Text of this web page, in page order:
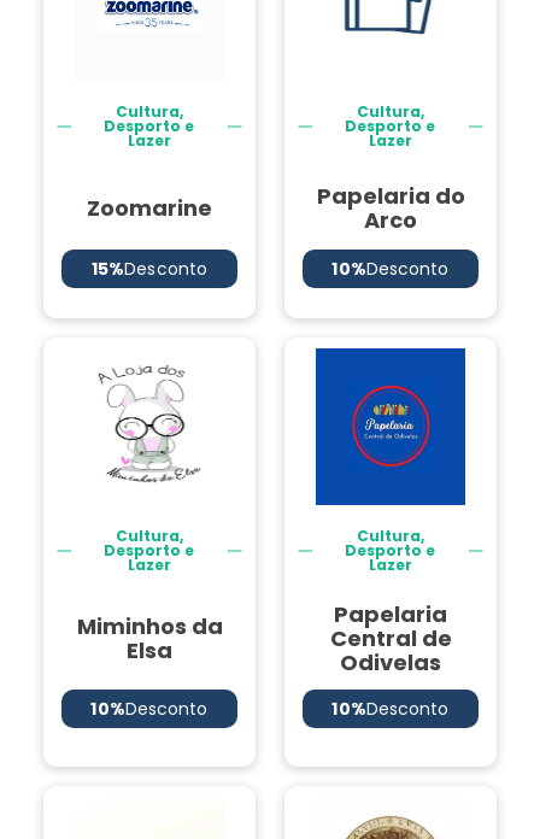
Cultura,
Desporto e
Lazer
Zoomarine
15%Desconto
Cultura,
Desporto e
Lazer
Papelaria do
Arco
10%Desconto
Cultura,
Desporto e
Lazer
Miminhos da
Elsa
10%Desconto
Cultura,
Desporto e
Lazer
Papelaria
Central de
Odivelas
10%Desconto